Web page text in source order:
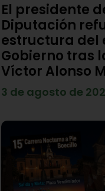
El presidente
Diputación
estructura del
Gobierno tras
Víctor Alonso
3 de agosto de